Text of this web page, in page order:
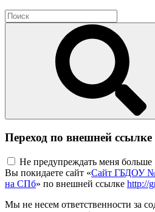
Переход по внешней ссылке
Не предупреждать меня больше
Вы покидаете сайт «Сайт ГБДОУ
на СПб» по внешней ссылке http://
Мы не несем ответственности за